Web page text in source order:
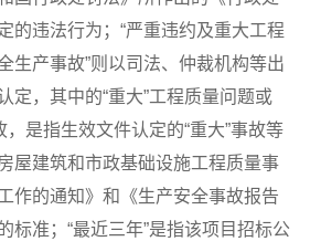
的违法行为；“严重违约及重大工程
生产事故”则以司法、仲裁机构等出
定，其中的“重大”工程质量问题或
，是指生效文件认定的“重大”事故等
屋建筑和市政基础设施工程质量事
作的通知》和《生产安全事故报告
标准；“最近三年”是指该项目招标公